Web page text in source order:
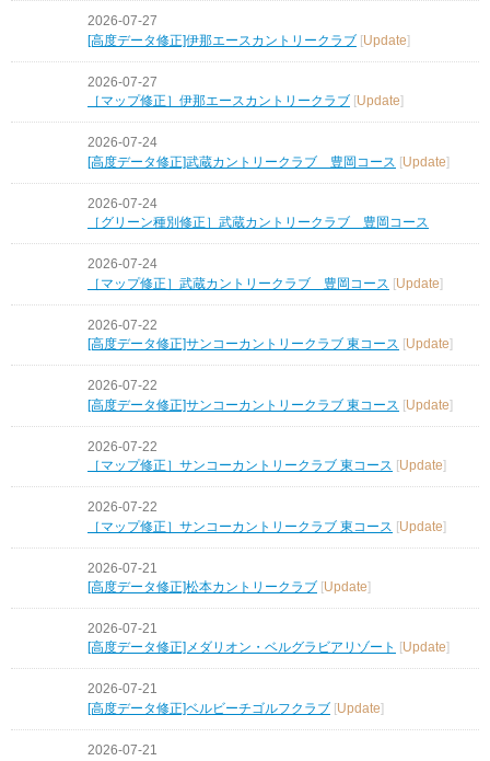
2026-07-27
[高度データ修正]伊那エースカントリークラブ [Update]
2026-07-27
［マップ修正］伊那エースカントリークラブ
Update
2026-07-24
[高度データ修正]武蔵カントリークラブ 豊岡コース [Update]
2026-07-24
［グリーン種別修正］武蔵カントリークラブ 豊岡コース
2026-07-24
［マップ修正］武蔵カントリークラブ 豊岡コース [Update]
2026-07-22
[高度データ修正]サンコーカントリークラブ 東コース [Update]
2026-07-22
[高度データ修正]サンコーカントリークラブ 東コース [Update]
2026-07-22
［マップ修正］サンコーカントリークラブ 東コース [Update]
2026-07-22
［マップ修正］サンコーカントリークラブ 東コース [Update]
2026-07-21
[高度データ修正]松本カントリークラブ [Update]
2026-07-21
[高度データ修正]メダリオン・ベルグラビアリゾート
Update
2026-07-21
[高度データ修正]ベルビーチゴルフクラブ [Update]
2026-07-21